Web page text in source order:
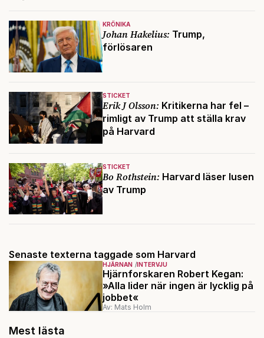
KRÖNIKA
Johan Hakelius: Trump,
förlösaren
STICKET
Erik J Olsson: Kritikerna har fel –
rimligt av Trump att ställa krav
på Harvard
STICKET
Bo Rothstein: Harvard läser lusen
av Trump
Senaste texterna taggade som Harvard
HJÄRNAN INTERVJU
Hjärnforskaren Robert Kegan:
»Alla lider när ingen är lycklig på
jobbet«
Av: Mats Holm
Mest lästa